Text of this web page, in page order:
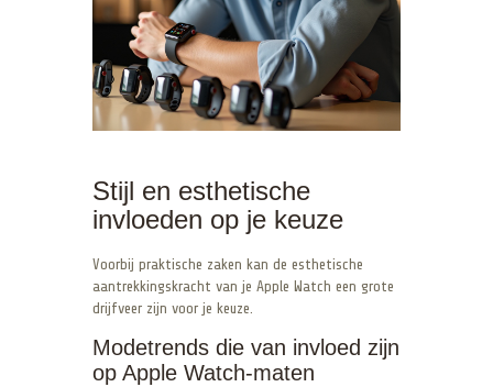
Stijl en esthetische
invloeden op je keuze
Voorbij praktische zaken kan de esthetische
aantrekkingskracht van je Apple Watch een grote
drijfveer zijn voor je keuze.
Modetrends die van invloed zijn
op Apple Watch-maten